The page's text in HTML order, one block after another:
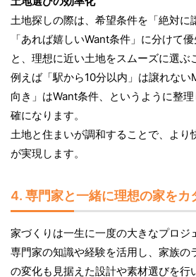
土地探しの際は、希望条件を「絶対に
「あれば嬉しいWant条件」に分けて
と、理想に近い土地をスムーズに選ぶ
例えば「駅から10分以内」は譲れな
向き」はWant条件、というように整
確になります。
土地と住まいが調和することで、より
が実現します。
4. 専門家と一緒に理想の家をカ
家づくりは一生に一度の大きなプロジ
専門家の知識や経験を活用し、家族の
の変化も見据えた設計や素材選びを行